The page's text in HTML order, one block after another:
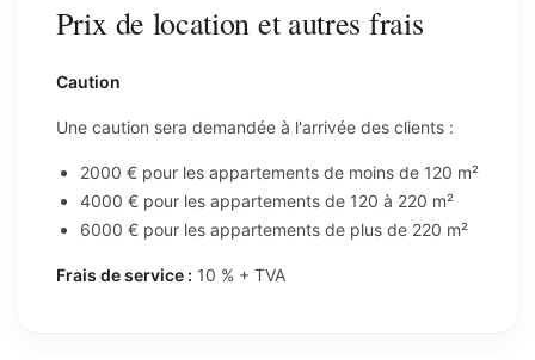
Prix de location et autres frais
Caution
Une caution sera demandée à l'arrivée des clients :
2000 € pour les appartements de moins de 120 m²
4000 € pour les appartements de 120 à 220 m²
6000 € pour les appartements de plus de 220 m²
Frais de service : 10 % + TVA